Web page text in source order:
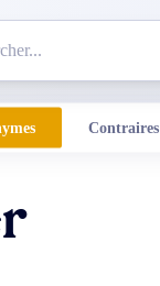
Contraires